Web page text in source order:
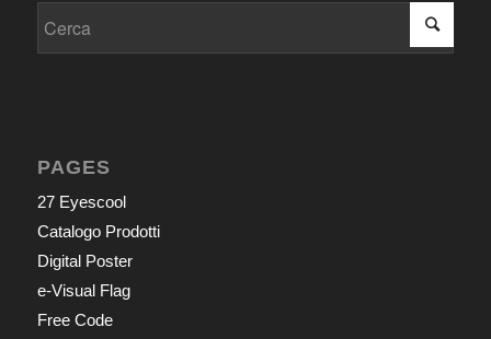
PAGES
27 Eyescool
Catalogo Prodotti
Digital Poster
e-Visual Flag
Free Code